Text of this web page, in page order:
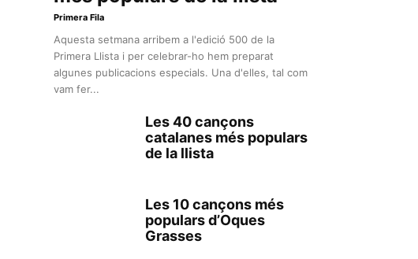
Primera Fila
Aquesta setmana arribem a l'edició 500 de la
Primera Llista i per celebrar-ho hem preparat
algunes publicacions especials. Una d'elles, tal com
vam fer...
Les 40 cançons
catalanes més populars
de la llista
Les 10 cançons més
populars d’Oques
Grasses